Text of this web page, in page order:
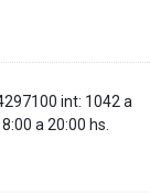
int: 1042 a
a 20:00 hs.